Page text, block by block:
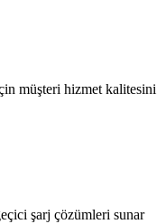
müşteri hizmet kalitesini
şarj çözümleri sunar